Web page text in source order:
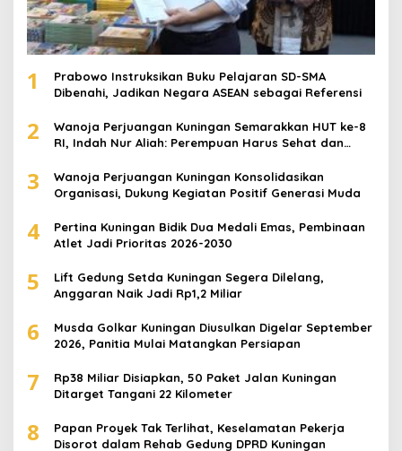
1
Prabowo Instruksikan Buku Pelajaran SD-SMA
Dibenahi, Jadikan Negara ASEAN sebagai Referensi
2
Wanoja Perjuangan Kuningan Semarakkan HUT ke-8
RI, Indah Nur Aliah: Perempuan Harus Sehat dan
3
Wanoja Perjuangan Kuningan Konsolidasikan
Organisasi, Dukung Kegiatan Positif Generasi Muda
4
Pertina Kuningan Bidik Dua Medali Emas, Pembinaan
Atlet Jadi Prioritas 2026-2030
5
Lift Gedung Setda Kuningan Segera Dilelang,
Anggaran Naik Jadi Rp1,2 Miliar
6
Musda Golkar Kuningan Diusulkan Digelar September
2026, Panitia Mulai Matangkan Persiapan
7
Rp38 Miliar Disiapkan, 50 Paket Jalan Kuningan
Ditarget Tangani 22 Kilometer
8
Papan Proyek Tak Terlihat, Keselamatan Pekerja
Disorot dalam Rehab Gedung DPRD Kuningan